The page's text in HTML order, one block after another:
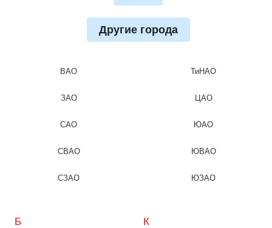
Другие города
ВАО
ЗАО
САО
СВАО
СЗАО
ТиНАО
ЦАО
ЮАО
ЮВАО
ЮЗАО
Б К